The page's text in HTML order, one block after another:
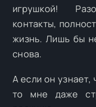
игрушкой!
контакты,
жизнь. Лишь бы
снова.
А если он узнает,
то мне даже